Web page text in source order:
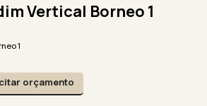
Vertical Borneo 1
1
orçamento